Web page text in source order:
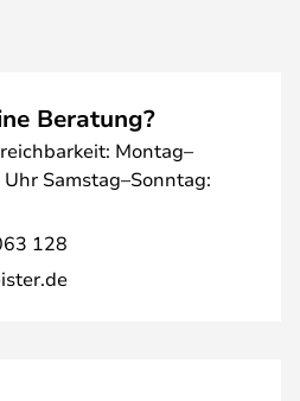
Beratung?
Montag–
Samstag–Sonntag:
128